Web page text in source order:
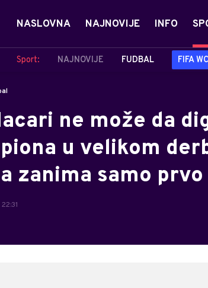
NASLOVNA NAJNOVIJE INFO
Sport: NAJNOVIJE FUDBAL FIFA
ne može da
u velikom
zanima samo